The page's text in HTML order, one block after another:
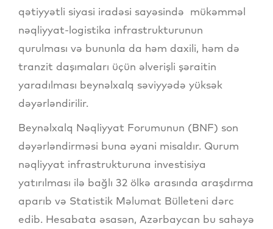
qətiyyətli siyasi iradəsi sayəsində mükəmməl
nəqliyyat-logistika infrastrukturunun
qurulması və bununla da həm daxili, həm də
tranzit daşımaları üçün əlverişli şəraitin
yaradılması beynəlxalq səviyyədə yüksək
dəyərləndirilir.
Beynəlxalq Nəqliyyat Forumunun (BNF) son
dəyərləndirməsi buna əyani misaldır. Qurum
nəqliyyat infrastrukturuna investisiya
yatırılması ilə bağlı 32 ölkə arasında araşdırma
aparıb və Statistik Məlumat Bülleteni dərc
edib. Hesabata əsasən, Azərbaycan bu sahəyə